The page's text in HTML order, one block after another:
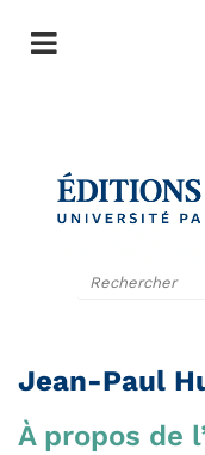
Jean-Paul
À propos de